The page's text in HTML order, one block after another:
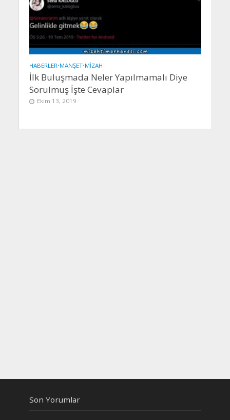
HABERLER•MANŞET•MIZAH
İlk Buluşmada Neler Yapılmamalı Diye
Sorulmuş İşte Cevaplar
Ekim 13, 2019
Son Yorumlar